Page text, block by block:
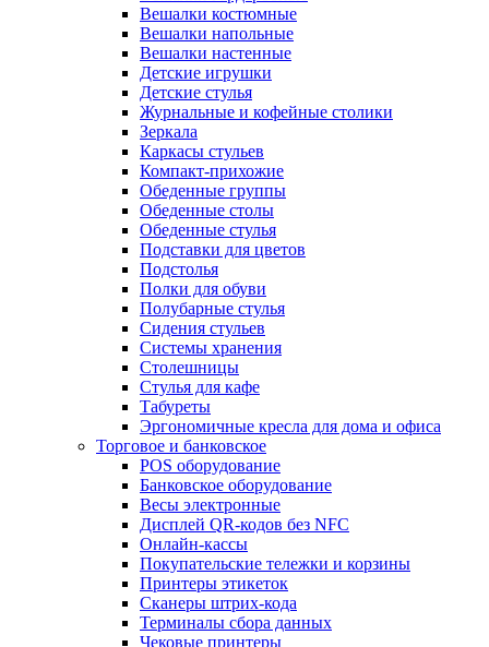
Вешалки костюмные
Вешалки напольные
Вешалки настенные
Детские игрушки
Детские стулья
Журнальные и кофейные столики
Зеркала
Каркасы стульев
Компакт-прихожие
Обеденные группы
Обеденные столы
Обеденные стулья
Подставки для цветов
Подстолья
Полки для обуви
Полубарные стулья
Сидения стульев
Системы хранения
Столешницы
Стулья для кафе
Табуреты
Эргономичные кресла для дома и офиса
Торговое и банковское
POS оборудование
Банковское оборудование
Весы электронные
Дисплей QR-кодов без NFC
Онлайн-кассы
Покупательские тележки и корзины
Принтеры этикеток
Сканеры штрих-кода
Терминалы сбора данных
Чековые принтеры